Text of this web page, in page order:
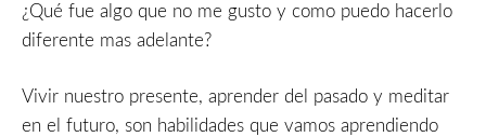
¿Qué fue algo que no me gusto y como puedo hacerlo
diferente mas adelante?
Vivir nuestro presente, aprender del pasado y meditar
en el futuro, son habilidades que vamos aprendiendo